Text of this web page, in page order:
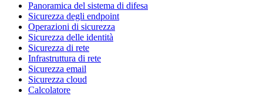
Panoramica del sistema di difesa
Sicurezza degli endpoint
Operazioni di sicurezza
Sicurezza delle identità
Sicurezza di rete
Infrastruttura di rete
Sicurezza email
Sicurezza cloud
Calcolatore